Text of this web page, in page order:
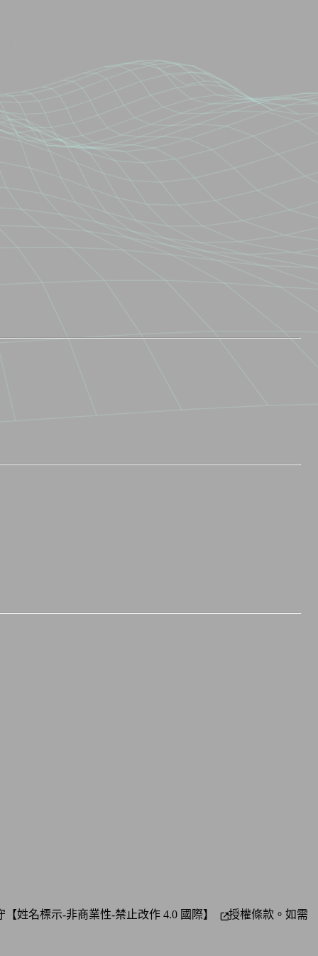
【姓名標示-非商業性-禁止改作 4.0 國際】 授權條款。如需